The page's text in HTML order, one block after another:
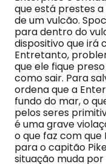
que está prestes
de um vulcão.
para dentro do
dispositivo que irá
Entretanto,
que ele fique
como sair. Para
ordena que a
fundo do mar, o
pelos seres
é uma grave
o que faz com
para o capitão
situação muda